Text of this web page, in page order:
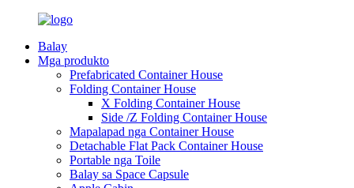
Balay
Mga produkto
Prefabricated Container House
Folding Container House
X Folding Container House
Side /Z Folding Container House
Mapalapad nga Container House
Detachable Flat Pack Container House
Portable nga Toile
Balay sa Space Capsule